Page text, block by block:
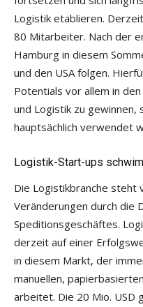
Logistik etablieren.
80 Mitarbeiter. Nach der
Hamburg in diesem
und den USA folgen.
Potentials vor allem in
und Logistik zu
hauptsächlich verwendet
Logistik-Start-ups
Die Logistikbranche steht
Veränderungen durch die
Speditionsgeschäftes.
derzeit auf einer
in diesem Markt, der
manuellen,
arbeitet. Die 20 Mio. USD